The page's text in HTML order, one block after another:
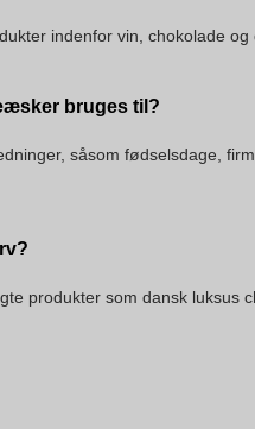
indenfor vin, chokolade
bruges til?
såsom fødselsdage,
produkter som dansk luksus